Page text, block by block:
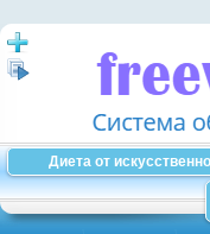
Диета от